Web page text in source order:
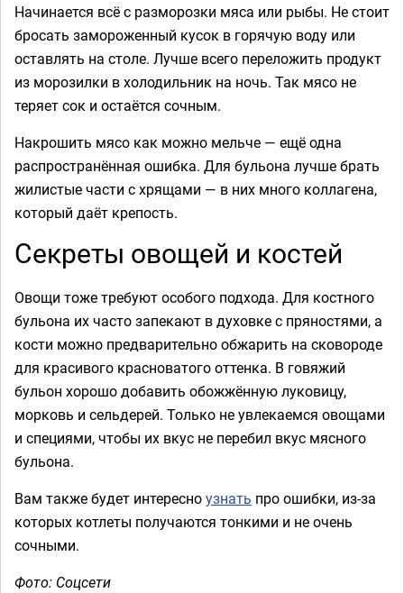
Начинается всё с разморозки мяса или рыбы. Не стоит
бросать замороженный кусок в горячую воду или
оставлять на столе. Лучше всего переложить продукт
из морозилки в холодильник на ночь. Так мясо не
теряет сок и остаётся сочным.
Накрошить мясо как можно мельче — ещё одна
распространённая ошибка. Для бульона лучше брать
жилистые части с хрящами — в них много коллагена,
который даёт крепость.
Секреты овощей и костей
Овощи тоже требуют особого подхода. Для костного
бульона их часто запекают в духовке с пряностями, а
кости можно предварительно обжарить на сковороде
для красивого красноватого оттенка. В говяжий
бульон хорошо добавить обожжённую луковицу,
морковь и сельдерей. Только не увлекаемся овощами
и специями, чтобы их вкус не перебил вкус мясного
бульона.
Вам также будет интересноузнать про ошибки, из-за
которых котлеты получаются тонкими и не очень
сочными.
Фото: Соцсети